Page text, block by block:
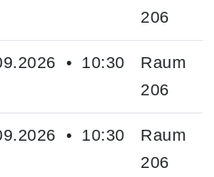
206
• 10:30
Raum
206
• 10:30
Raum
206